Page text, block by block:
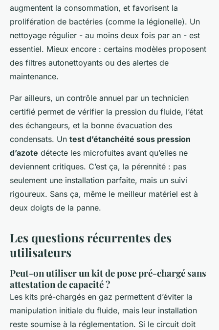
augmentent la consommation, et favorisent la
prolifération de bactéries (comme la légionelle). Un
nettoyage régulier - au moins deux fois par an - est
essentiel. Mieux encore : certains modèles proposent
des filtres autonettoyants ou des alertes de
maintenance.
Par ailleurs, un contrôle annuel par un technicien
certifié permet de vérifier la pression du fluide, l’état
des échangeurs, et la bonne évacuation des
condensats. Un test d’étanchéité sous pression
d’azote détecte les microfuites avant qu’elles ne
deviennent critiques. C’est ça, la pérennité : pas
seulement une installation parfaite, mais un suivi
rigoureux. Sans ça, même le meilleur matériel est à
deux doigts de la panne.
Les questions récurrentes des
utilisateurs
Peut-on utiliser un kit de pose pré-chargé sans
attestation de capacité ?
Les kits pré-chargés en gaz permettent d’éviter la
manipulation initiale du fluide, mais leur installation
reste soumise à la réglementation. Si le circuit doit